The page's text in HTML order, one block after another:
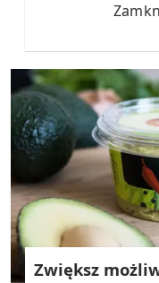
Zwiększ